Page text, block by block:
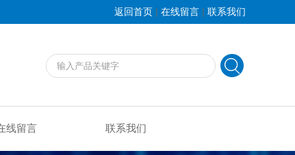
返回首页 | 在线留言 | 联系我们
线留言 联系我们